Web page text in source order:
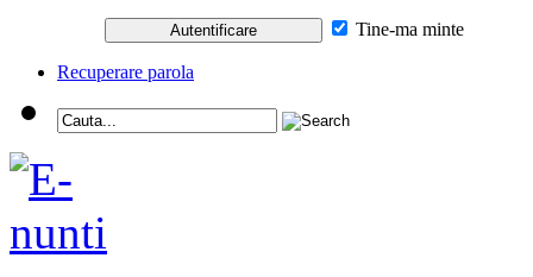
Tine-ma minte
Recuperare parola